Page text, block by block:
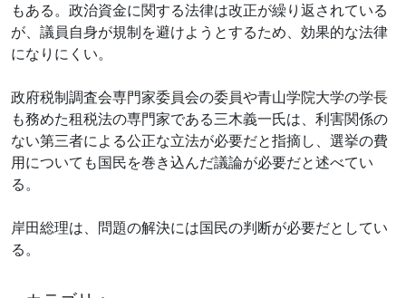
もある。政治資金に関する法律は改正が繰り返されている
が、議員自身が規制を避けようとするため、効果的な法律
になりにくい。
政府税制調査会専門家委員会の委員や青山学院大学の学長
も務めた租税法の専門家である三木義一氏は、利害関係の
ない第三者による公正な立法が必要だと指摘し、選挙の費
用についても国民を巻き込んだ議論が必要だと述べてい
る。
岸田総理は、問題の解決には国民の判断が必要だとしてい
る。